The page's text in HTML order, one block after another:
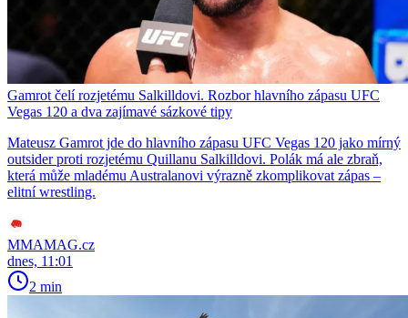
Gamrot čelí rozjetému Salkilldovi. Rozbor hlavního zápasu UFC
Vegas 120 a dva zajímavé sázkové tipy
Mateusz Gamrot jde do hlavního zápasu UFC Vegas 120 jako mírný
outsider proti rozjetému Quillanu Salkilldovi. Polák má ale zbraň,
která může mladému Australanovi výrazně zkomplikovat zápas –
elitní wrestling.
MMAMAG.cz
dnes, 11:01
2 min